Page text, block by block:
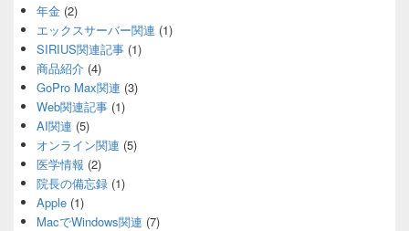
年金 (2)
エックスサーバー関連 (1)
SIRIUS関連記事 (1)
商品紹介 (4)
GoPro Max関連 (3)
Web関連記事 (1)
AI関連 (5)
オンライン関連 (5)
医学情報 (2)
院長の備忘録 (1)
Apple (1)
MacでWindows関連 (7)